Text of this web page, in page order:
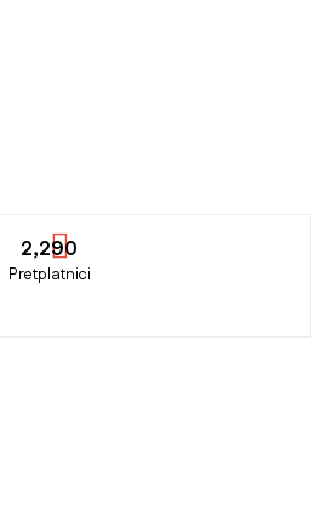
2,290
Pretplatnici